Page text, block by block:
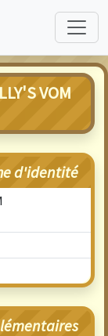
VOM
d'identité